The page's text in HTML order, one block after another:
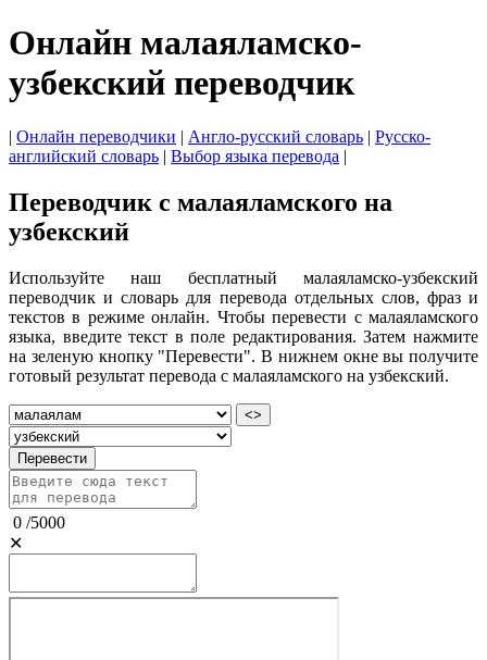
Онлайн малаяламско-
узбекский переводчик
| Онлайн переводчики | Англо-русский словарь | Русско-
английский словарь | Выбор языка перевода |
Переводчик с малаяламского на
узбекский
Используйте наш бесплатный малаяламско-узбекский
переводчик и словарь для перевода отдельных слов, фраз и
текстов в режиме онлайн. Чтобы перевести с малаяламского
языка, введите текст в поле редактирования. Затем нажмите
на зеленую кнопку "Перевести". В нижнем окне вы получите
готовый результат перевода с малаяламского на узбекский.
<>
Перевести
0 /5000
✕